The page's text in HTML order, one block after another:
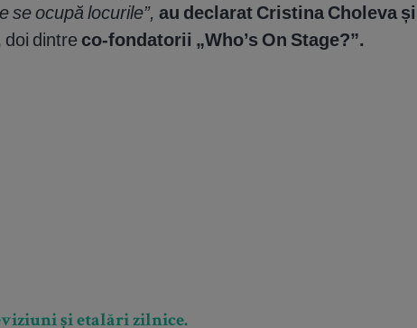
se ocupă locurile”, au declarat Cristina Choleva și
doi dintre co-fondatorii „Who’s On Stage?”.
și etalări zilnice.